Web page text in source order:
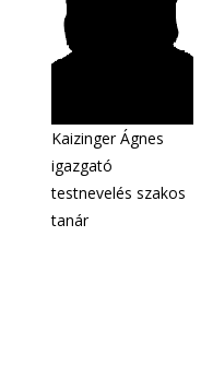
Kaizinger Ágnes
igazgató
testnevelés szakos
tanár